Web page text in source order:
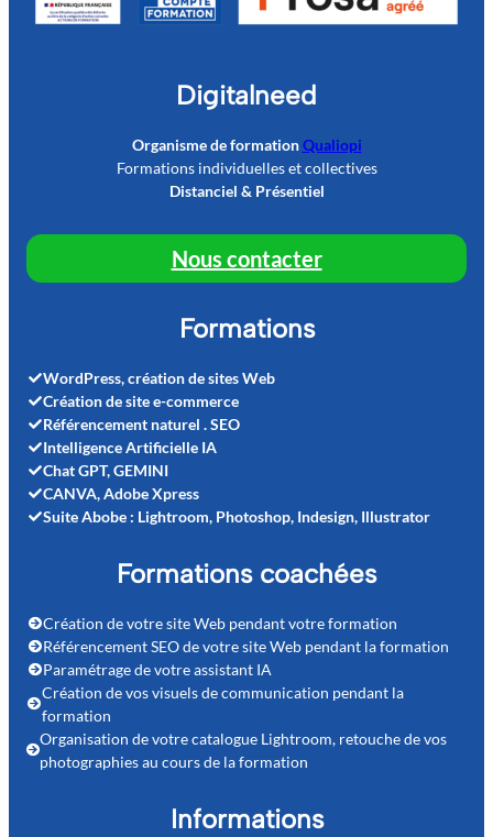
Digitalneed
Organisme de formation Qualiopi
Formations individuelles et collectives
Distanciel & Présentiel
Nous contacter
Formations
WordPress, création de sites Web
Création de site e-commerce
Référencement naturel . SEO
Intelligence Artificielle IA
Chat GPT, GEMINI
CANVA, Adobe Xpress
Suite Abobe : Lightroom, Photoshop, Indesign, Illustrator
Formations coachées
Création de votre site Web pendant votre formation
Référencement SEO de votre site Web pendant la formation
Paramétrage de votre assistant IA
Création de vos visuels de communication pendant la
formation
Organisation de votre catalogue Lightroom, retouche de vos
photographies au cours de la formation
Informations